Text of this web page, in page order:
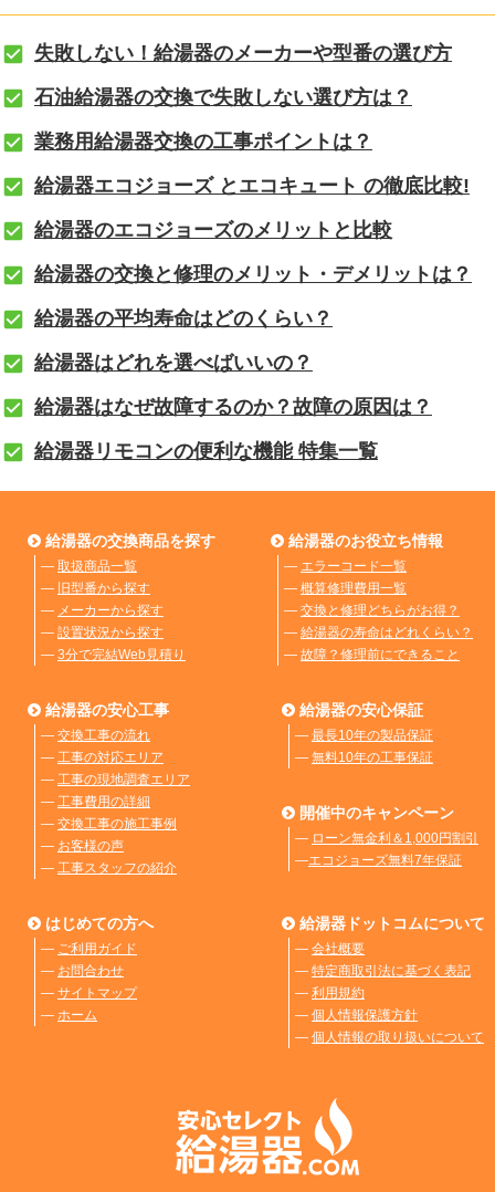
失敗しない！給湯器のメーカーや型番の選び方
石油給湯器の交換で失敗しない選び方は？
業務用給湯器交換の工事ポイントは？
給湯器エコジョーズ とエコキュート の徹底比較!
給湯器のエコジョーズのメリットと比較
給湯器の交換と修理のメリット・デメリットは？
給湯器の平均寿命はどのくらい？
給湯器はどれを選べばいいの？
給湯器はなぜ故障するのか？故障の原因は？
給湯器リモコンの便利な機能 特集一覧
給湯器の交換商品を探す
― 取扱商品一覧
― 旧型番から探す
― メーカーから探す
― 設置状況から探す
― 3分で完結Web見積り
給湯器のお役立ち情報
― エラーコード一覧
― 概算修理費用一覧
― 交換と修理どちらがお得？
― 給湯器の寿命はどれくらい？
― 故障？修理前にできること
給湯器の安心工事
― 交換工事の流れ
― 工事の対応エリア
― 工事の現地調査エリア
― 工事費用の詳細
― 交換工事の施工事例
― お客様の声
― 工事スタッフの紹介
給湯器の安心保証
― 最長10年の製品保証
― 無料10年の工事保証
開催中のキャンペーン
― ローン無金利＆1,000円割引
―エコジョーズ無料7年保証
はじめての方へ
― ご利用ガイド
― お問合わせ
― サイトマップ
― ホーム
給湯器ドットコムについて
― 会社概要
― 特定商取引法に基づく表記
― 利用規約
― 個人情報保護方針
― 個人情報の取り扱いについて